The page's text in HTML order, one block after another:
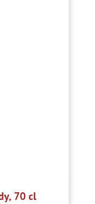
70 cl